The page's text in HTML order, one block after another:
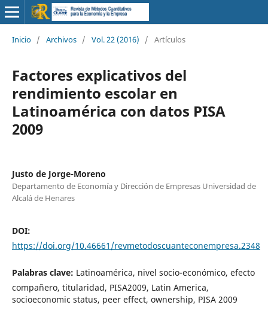
Inicio / Archivos / Vol. 22 (2016) / Artículos
Factores explicativos del
rendimiento escolar en
Latinoamérica con datos PISA
2009
Justo de Jorge-Moreno
Departamento de Economía y Dirección de Empresas Universidad de
Alcalá de Henares
DOI:
https://doi.org/10.46661/revmetodoscuanteconempresa.2348
Palabras clave: Latinoamérica, nivel socio-económico, efecto
compañero, titularidad, PISA2009, Latin America,
socioeconomic status, peer effect, ownership, PISA 2009